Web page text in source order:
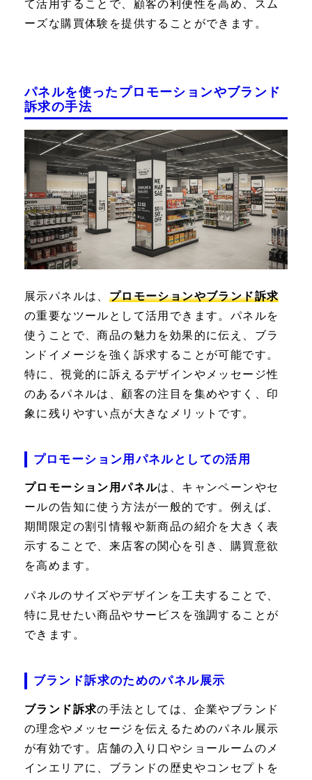
て活用することで、顧客の利便性を高め、スム
ーズな購買体験を提供することができます。
パネルを使ったプロモーションやブランド
訴求の手法
展示パネルは、 プロモーションやブランド訴求
の重要なツールとして活用できます。パネルを
使うことで、商品の魅力を効果的に伝え、ブラ
ンドイメージを強く訴求することが可能です。
特に、視覚的に訴えるデザインやメッセージ性
のあるパネルは、顧客の注目を集めやすく、印
象に残りやすい点が大きなメリットです。
プロモーション用パネルとしての活用
プロモーション用パネルは、キャンペーンやセ
ールの告知に使う方法が一般的です。例えば、
期間限定の割引情報や新商品の紹介を大きく表
示することで、来店客の関心を引き、購買意欲
を高めます。
パネルのサイズやデザインを工夫することで、
特に見せたい商品やサービスを強調することが
できます。
ブランド訴求のためのパネル展示
ブランド訴求の手法としては、企業やブランド
の理念やメッセージを伝えるためのパネル展示
が有効です。店舗の入り口やショールームのメ
インエリアに、ブランドの歴史やコンセプトを